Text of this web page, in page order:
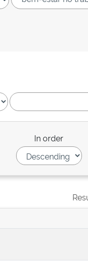
In order